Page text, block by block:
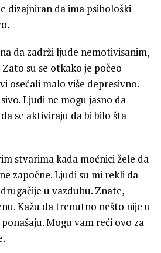
dizajniran da ima psihološki
da zadrži ljude nemotivisanim,
su se otkako je počeo
osećali malo više depresivno.
Ljudi ne mogu jasno da
se aktiviraju da bi bilo šta
stvarima kada moćnici žele da
započne. Ljudi su mi rekli da
u vazduhu. Znate,
Kažu da trenutno nešto nije u
Mogu vam reći ovo za